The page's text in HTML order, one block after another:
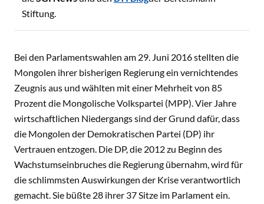
Stiftung.
Bei den Parlamentswahlen am 29. Juni 2016 stellten die
Mongolen ihrer bisherigen Regierung ein vernichtendes
Zeugnis aus und wählten mit einer Mehrheit von 85
Prozent die Mongolische Volkspartei (MPP). Vier Jahre
wirtschaftlichen Niedergangs sind der Grund dafür, dass
die Mongolen der Demokratischen Partei (DP) ihr
Vertrauen entzogen. Die DP, die 2012 zu Beginn des
Wachstumseinbruches die Regierung übernahm, wird für
die schlimmsten Auswirkungen der Krise verantwortlich
gemacht. Sie büßte 28 ihrer 37 Sitze im Parlament ein.